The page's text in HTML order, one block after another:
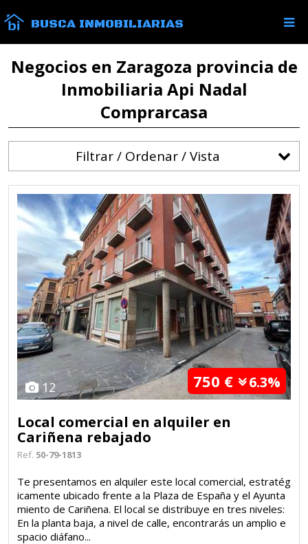
BUSCA INMOBILIARIAS
Negocios en Zaragoza provincia de
Inmobiliaria Api Nadal
Comprarcasa
Filtrar / Ordenar / Vista
12 750 € 6.3%
Local comercial en alquiler en
Cariñena rebajado
Ref. 50-79-1813
Te presentamos en alquiler este local comercial, estratég
icamente ubicado frente a la Plaza de España y el Ayunta
miento de Cariñena. El local se distribuye en tres niveles:
En la planta baja, a nivel de calle, encontrarás un amplio e
spacio diáfano...